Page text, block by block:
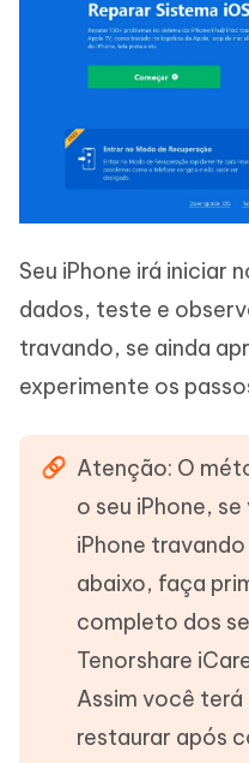
Seu iPhone irá iniciar
dados, teste e
travando, se ainda
experimente os
Atenção: O
o seu iPhone,
iPhone
abaixo, faça
completo dos
Tenorshare
Assim você terá
restaurar após